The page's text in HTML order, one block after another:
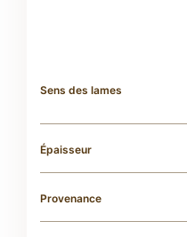
Sens des lames
Épaisseur
Provenance